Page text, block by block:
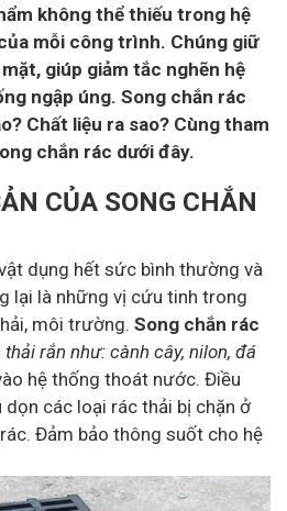
không thể thiếu trong hệ
mỗi công trình. Chúng giữ
giúp giảm tắc nghẽn hệ
ngập úng. Song chắn rác
Chất liệu ra sao? Cùng tham
chắn rác dưới đây.
CỦA SONG CHẮN
dụng hết sức bình thường và
lại là những vị cứu tinh trong
môi trường. Song chắn rác
rắn như: cành cây, nilon, đá
hệ thống thoát nước. Điều
dọn các loại rác thải bị chặn ở
Đảm bảo thông suốt cho hệ